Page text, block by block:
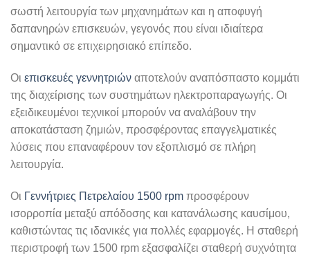
σωστή λειτουργία των μηχανημάτων και η αποφυγή
δαπανηρών επισκευών, γεγονός που είναι ιδιαίτερα
σημαντικό σε επιχειρησιακό επίπεδο.
Οι επισκευές γεννητριών αποτελούν αναπόσπαστο κομμάτι
της διαχείρισης των συστημάτων ηλεκτροπαραγωγής. Οι
εξειδικευμένοι τεχνικοί μπορούν να αναλάβουν την
αποκατάσταση ζημιών, προσφέροντας επαγγελματικές
λύσεις που επαναφέρουν τον εξοπλισμό σε πλήρη
λειτουργία.
Οι Γεννήτριες Πετρελαίου 1500 rpm προσφέρουν
ισορροπία μεταξύ απόδοσης και κατανάλωσης καυσίμου,
καθιστώντας τις ιδανικές για πολλές εφαρμογές. Η σταθερή
περιστροφή των 1500 rpm εξασφαλίζει σταθερή συχνότητα